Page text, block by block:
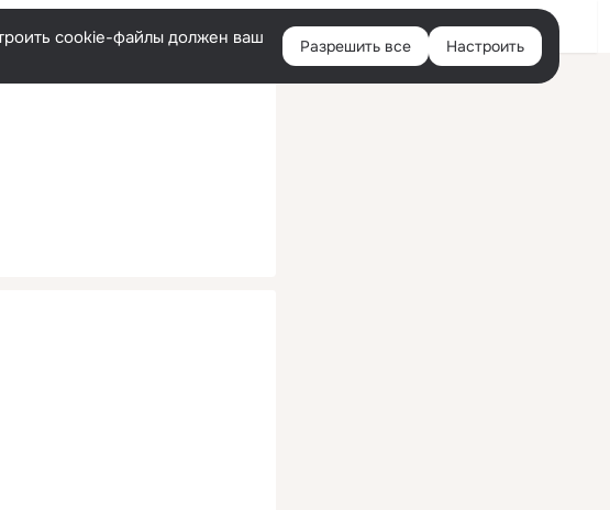
Русский Войти
cookie-файлы должен ваш
Разрешить все Настроить